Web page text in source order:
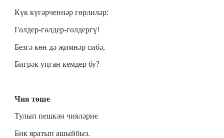
Күк күгәрченнәр гөрлиләр:
Гөлдер-гөлдер-гөлдергү!
Безгә көн дә җимнәр сибә,
Бигрәк уңган кемдер бу?
Чия төше
Тулып пешкән чияләрне
Бик яратып ашыйбыз.